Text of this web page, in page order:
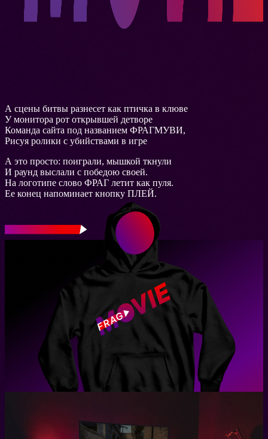
А сцены битвы разнесет как птичка в клюве
У монитора рот открывшей детворе
Команда сайта под названием ФРАГМУВИ,
Рисуя ролики с убийствами в игре
А это просто: поиграли, мышкой ткнули
И раунд выслали с победою своей.
На логотипе слово ФРАГ летит как пуля.
Ее конец напоминает кнопку ПЛЕЙ.